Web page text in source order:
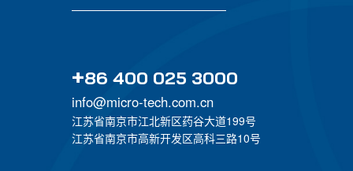
+86 400 025 3000
info@micro-tech.com.cn
江苏省南京市江北新区药谷大道199号
江苏省南京市高新开发区高科三路10号